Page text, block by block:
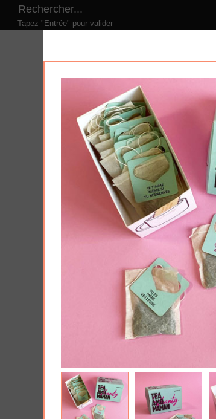
Tapez "Entrée" pour valider
LE CONCEPT NOS PRODUITS
Produits
Tous nos produits